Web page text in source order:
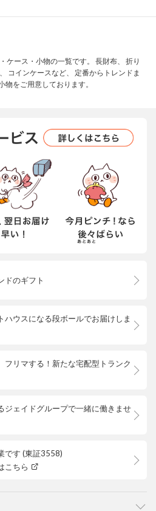
ケース・小物の一覧です。 長財布、 折り
コインケースなど、 定番からトレンドま
をご用意しております。
ドのギフト
ハウスになる段ボールでお届けしま
フリマする！新たな宅配型トランク
ジェイドグループで一緒に働きませ
です (東証3558)
こちら